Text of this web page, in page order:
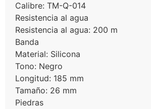
Calibre: TM-Q-014
Resistencia al agua
Resistencia al agua: 200 m
Banda
Material: Silicona
Tono: Negro
Longitud: 185 mm
Tamaño: 26 mm
Piedras